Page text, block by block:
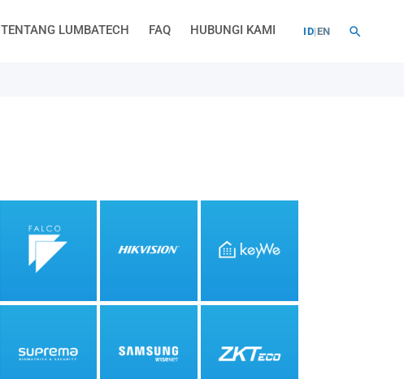
TENTANG LUMBATECH FAQ HUBUNGI KAMI ID|EN